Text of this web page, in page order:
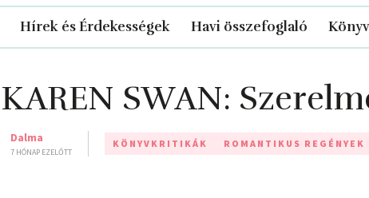
Hírek és Érdekességek Havi összefoglaló
KAREN SWAN:
Dalma
7 HÓNAP EZELŐTT
KÖNYVKRITIKÁK ROMANTIKUS REGÉNYEK